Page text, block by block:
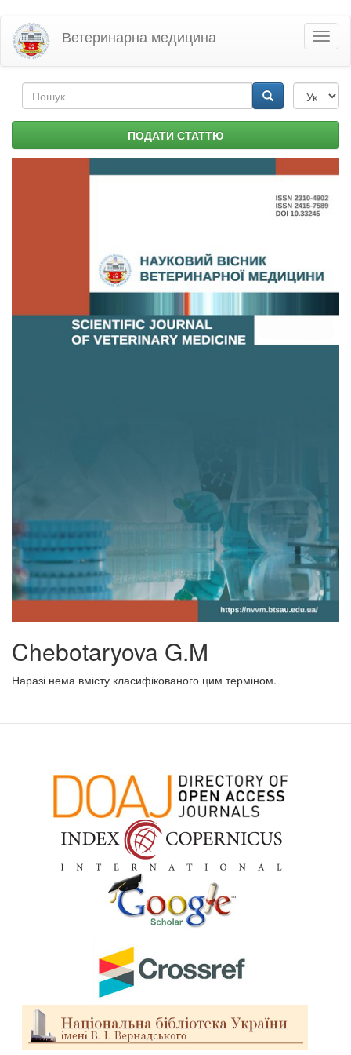
Перейти
основного
матеріалу
Ветеринарна медицина
Пошукова
форма ПОДАТИ СТАТТЮ
Chebotaryova G.M
Наразі нема вмісту класифікованого цим терміном.